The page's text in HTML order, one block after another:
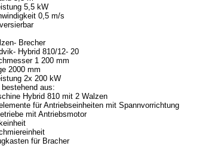
5,5 kW
0,5 m/s
Brecher
Hybrid 810/12- 20
1 200 mm
2000 mm
2x 200 kW
aus:
Hybrid 810 mit 2 Walzen
für Antriebseinheiten mit Spannvorrichtung
mit Antriebsmotor
für Bracher